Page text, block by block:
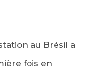
au Brésil a
fois en